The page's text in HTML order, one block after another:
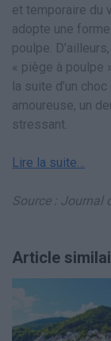
et temporaire du
adopte une
poulpe.
« piège à poulpe
la suite d’un
amoureuse, un
stressant.
Lire la suite…
Source : Journal
Article